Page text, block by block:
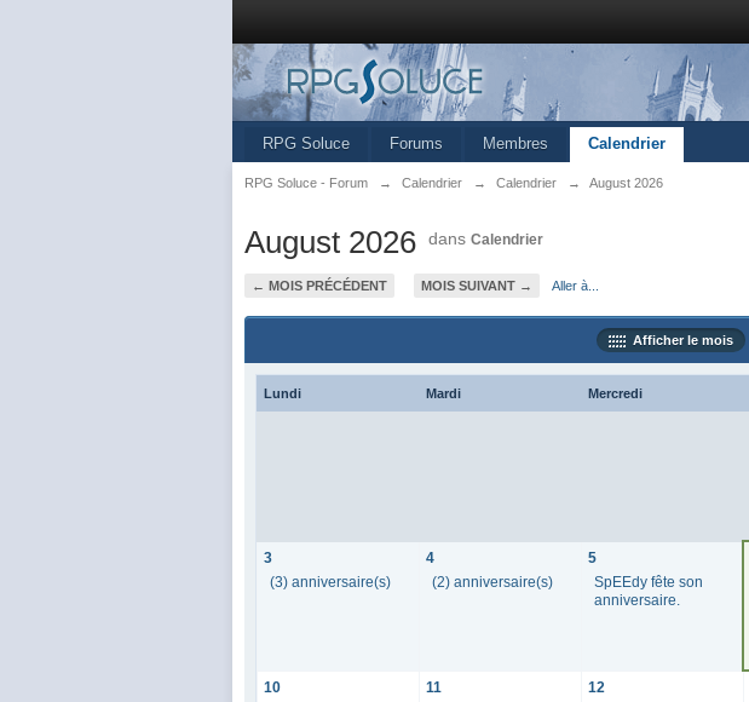
RPG Soluce Forums Membres Calendrier
RPG Soluce - Forum → Calendrier → Calendrier → August 2026
August 2026 dans Calendrier
← MOIS PRÉCÉDENT MOIS SUIVANT → Aller à...
Afficher le mois
Lundi Mardi Mercredi
3
(3) anniversaire(s)
4
(2) anniversaire(s)
5
SpEEdy fête son
anniversaire.
10
11
12